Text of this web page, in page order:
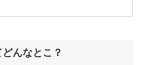
んなとこ？